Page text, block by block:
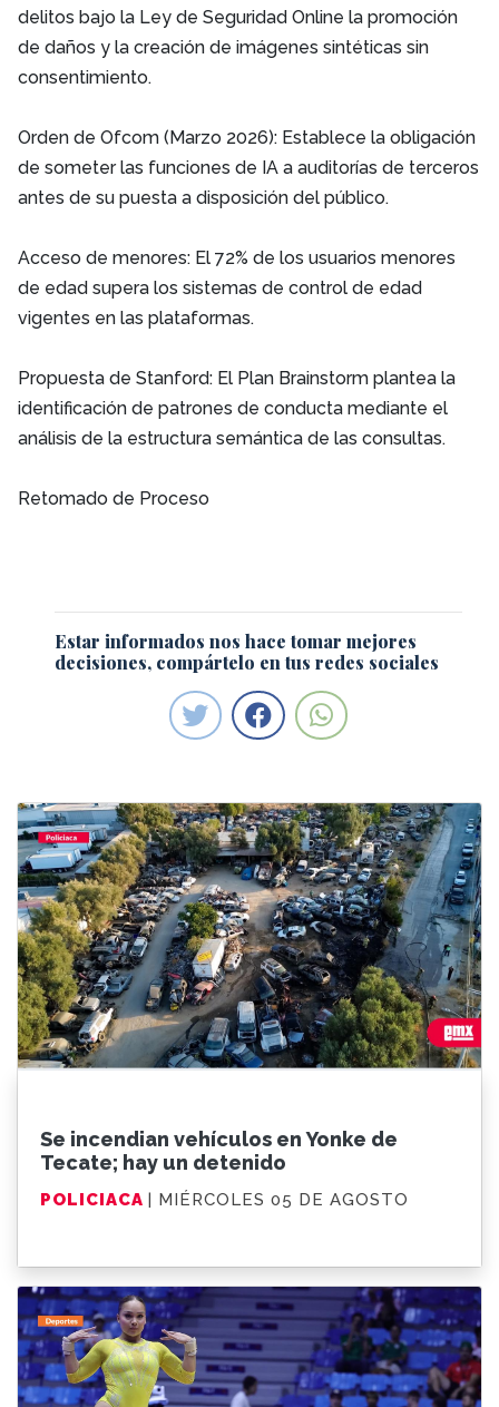
Se incendian vehículos en Yonke de
Tecate; hay un detenido
POLICIACA | MIÉRCOLES 05 DE AGOSTO
delitos bajo la Ley de Seguridad Online la promoción
de daños y la creación de imágenes sintéticas sin
consentimiento.
Orden de Ofcom (Marzo 2026): Establece la obligación
de someter las funciones de IA a auditorías de terceros
antes de su puesta a disposición del público.
Acceso de menores: El 72% de los usuarios menores
de edad supera los sistemas de control de edad
vigentes en las plataformas.
Propuesta de Stanford: El Plan Brainstorm plantea la
identificación de patrones de conducta mediante el
análisis de la estructura semántica de las consultas.
Retomado de Proceso
Estar informados nos hace tomar mejores
decisiones, compártelo en tus redes sociales